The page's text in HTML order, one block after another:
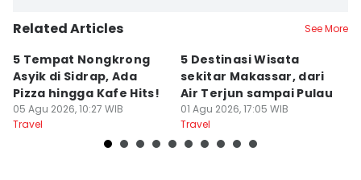
Related Articles See More
5 Tempat Nongkrong
Asyik di Sidrap, Ada
Pizza hingga Kafe Hits!
05 Agu 2026, 10:27 WIB
Travel
5 Destinasi Wisata
sekitar Makassar, dari
Air Terjun sampai Pulau
01 Agu 2026, 17:05 WIB
Travel